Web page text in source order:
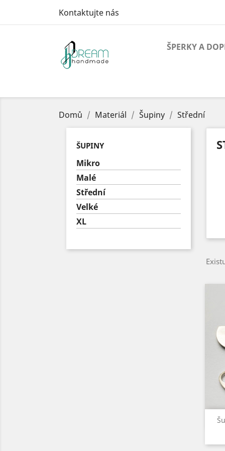
Kontaktujte nás
ŠPERKY A
Domů Materiál Šupiny Střední
ŠUPINY
Mikro
Malé
Střední
Velké
XL